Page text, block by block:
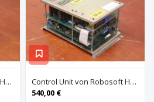
Control Unit von Robosoft HACO – 411-1153 PPES 30135
Control Unit von Robosoft HACO – 411-1084 / 412-0112 / 412-0094 PPES 30135
540,00 €